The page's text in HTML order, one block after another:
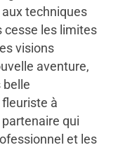
techniques
cesse les limites
visions
aventure,
belle
à
qui
et les